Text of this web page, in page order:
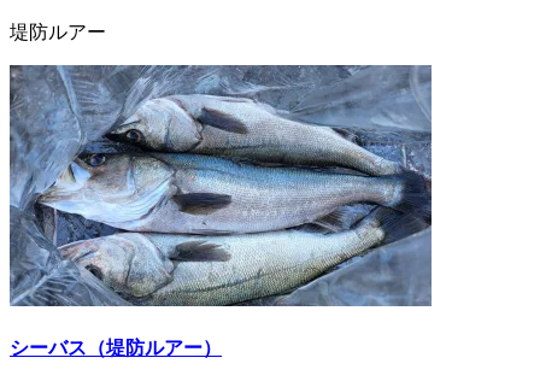
堤防ルアー
シーバス（堤防ルアー）